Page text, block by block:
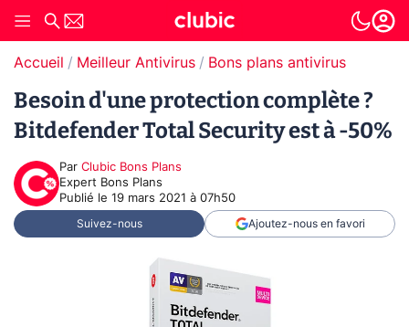
Accueil Meilleur Antivirus Bons plans antivirus
Besoin d'une protection complète ?
Bitdefender Total Security est à -50%
Par Clubic Bons Plans
Expert Bons Plans
Publié le 19 mars 2021 à 07h50
Suivez-nous Ajoutez-nous en favori